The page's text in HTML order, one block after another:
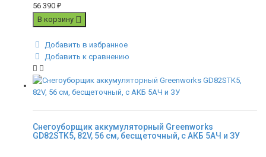
56 390 ₽
В корзину
Добавить в избранное
Добавить к сравнению
Снегоуборщик аккумуляторный Greenworks
GD82STK5, 82V, 56 см, бесщеточный, c АКБ 5АЧ и ЗУ